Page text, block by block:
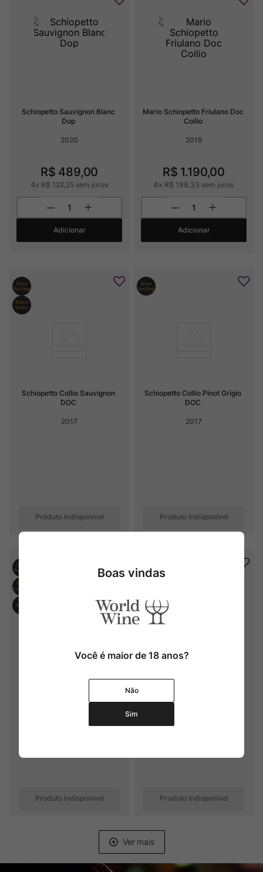
Schiopetto Sauvignon Blanc
Dop
2020
R$ 489,00
4x R$ 122 25 sem juros
Adicionar
Mario Schiopetto Friulano Doc
Collio
2019
R$ 1.190,00
6x R$ 198 33 sem juros
Adicionar
Schiopetto Collio Sauvignon
DOC
2017
Produto Indisponível
Schiopetto Collio Pinot Grigio
DOC
2017
Produto Indisponível
Produto Indisponível Produto Indisponível
Boas vindas
Você é maior de 18 anos?
Não
Sim